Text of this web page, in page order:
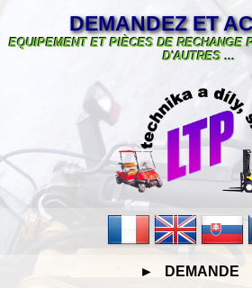
DEMANDEZ ET
EQUIPEMENT ET PIÈCES DE RECHANGE
D'AUTRES ...
► DEMANDE